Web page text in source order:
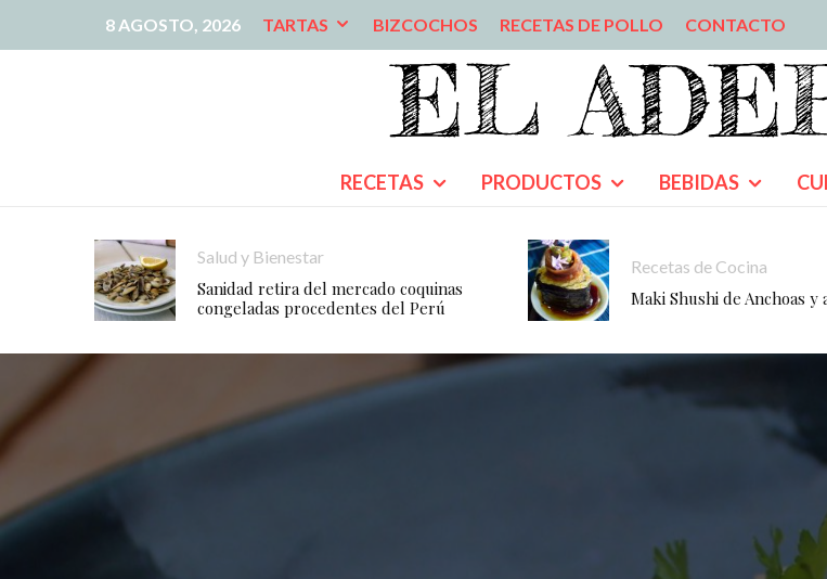
8 AGOSTO, 2026 TARTAS BIZCOCHOS RECETAS DE POLLO CONTACTO
RECETAS PRODUCTOS BEBIDAS
Salud y Bienestar
Sanidad retira del mercado coquinas
congeladas procedentes del Perú
Recetas de Cocina
Maki Shushi de Anchoas y